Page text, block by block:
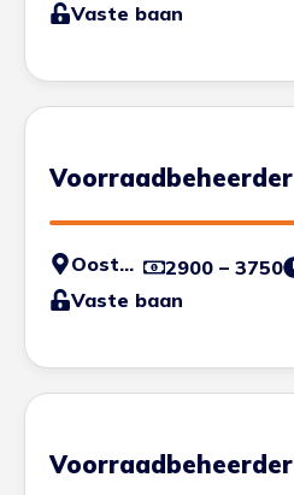
Vaste baan
Voorraadbeheerder
Oosterhout 2900 – 3750
Vaste baan
Voorraadbeheerder